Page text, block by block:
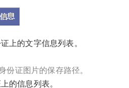
上的文字信息列表。
份证图片的保存路径。
的信息列表。